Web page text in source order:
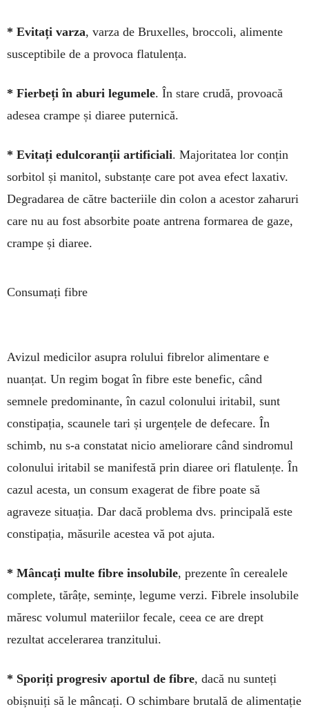
* Evitați varza, varza de Bruxelles, bro­c­co­li, alimente
susceptibile de a provoca flatu­lența.
* Fierbeți în aburi legumele. În stare cru­dă, provoacă
adesea crampe și diaree puter­nică.
* Evitați edulcoranții artificiali. Majo­ritatea lor conțin
sorbitol și manitol, substanțe care pot avea efect laxativ.
Degradarea de către bacteriile din colon a acestor zaharuri
care nu au fost absorbite poate antrena formarea de gaze,
crampe și diaree.
Consumați fibre
Avizul medicilor asupra rolului fibrelor alimen­tare e
nuanțat. Un regim bo­gat în fibre este benefic, când
semnele predomi­nante, în cazul colo­nu­lui irita­bil, sunt
consti­pația, scaunele tari și urgențele de de­fe­care. În
schimb, nu s-a constatat nicio ame­liorare când sindromul
colonului iritabil se manifestă prin diaree ori flatulențe. În
cazul acesta, un consum exa­ge­rat de fibre poate să
agraveze situația. Dar dacă pro­blema dvs. principală este
constipa­ția, măsurile acestea vă pot ajuta.
* Mâncați multe fibre insolubile, prezente în cerealele
complete, tărâțe, se­mințe, legume verzi. Fibrele insolubile
mă­resc volu­mul materiilor fecale, ceea ce are drept
rezultat acce­lerarea tranzitului.
* Sporiți progresiv aportul de fibre, dacă nu sunteți
obișnuiți să le mâncați. O schimbare bru­tală de alimentație